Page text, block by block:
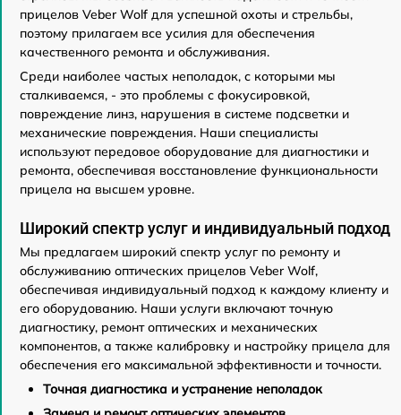
прицелов Veber Wolf для успешной охоты и стрельбы,
поэтому прилагаем все усилия для обеспечения
качественного ремонта и обслуживания.
Среди наиболее частых неполадок, с которыми мы
сталкиваемся, - это проблемы с фокусировкой,
повреждение линз, нарушения в системе подсветки и
механические повреждения. Наши специалисты
используют передовое оборудование для диагностики и
ремонта, обеспечивая восстановление функциональности
прицела на высшем уровне.
Широкий спектр услуг и индивидуальный подход
Мы предлагаем широкий спектр услуг по ремонту и
обслуживанию оптических прицелов Veber Wolf,
обеспечивая индивидуальный подход к каждому клиенту и
его оборудованию. Наши услуги включают точную
диагностику, ремонт оптических и механических
компонентов, а также калибровку и настройку прицела для
обеспечения его максимальной эффективности и точности.
Точная диагностика и устранение неполадок